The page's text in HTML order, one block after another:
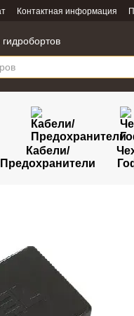
Контактная информация
Кабели/
Предохранители